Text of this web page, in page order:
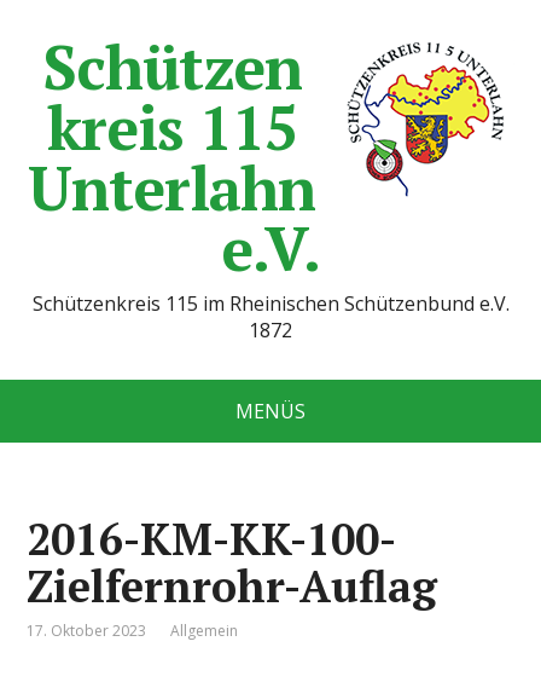
Schützen
kreis 115
Unterlahn
e.V.
Schützenkreis 115 im Rheinischen Schützenbund e.V.
1872
MENÜS
2016-KM-KK-100-
Zielfernrohr-Auflag
17. Oktober 2023 Allgemein